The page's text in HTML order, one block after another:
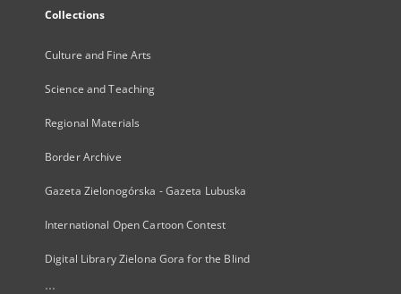
Collections
Culture and Fine Arts
Science and Teaching
Regional Materials
Border Archive
Gazeta Zielonogórska - Gazeta Lubuska
International Open Cartoon Contest
Digital Library Zielona Gora for the Blind
...